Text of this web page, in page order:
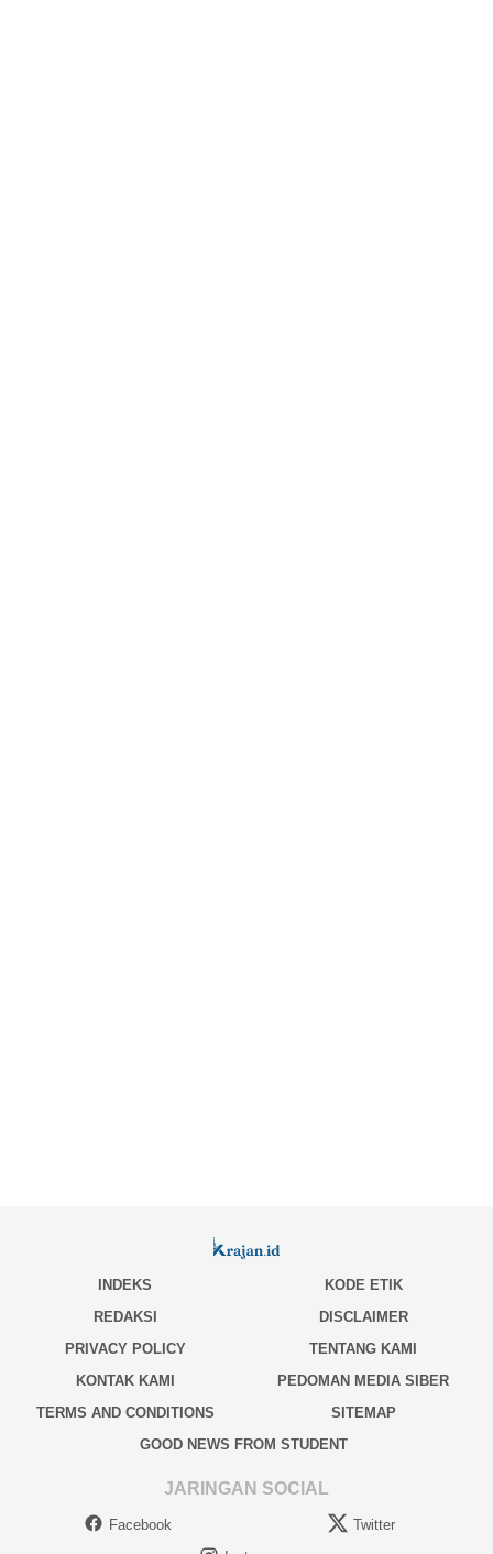
INDEKS
KODE ETIK
REDAKSI
DISCLAIMER
PRIVACY POLICY
TENTANG KAMI
KONTAK KAMI
PEDOMAN MEDIA SIBER
TERMS AND CONDITIONS
SITEMAP
GOOD NEWS FROM STUDENT
JARINGAN SOCIAL
Facebook
Twitter